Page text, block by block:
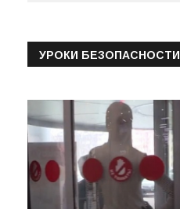
УРОКИ БЕЗОПАСНОСТИ